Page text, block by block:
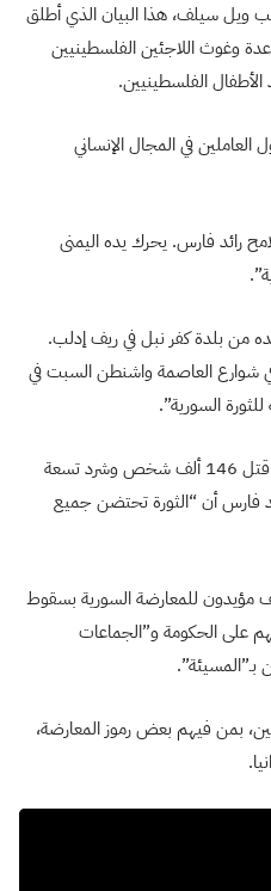
ويل سيلف، هذا البيان الذي أطلق
وغوث اللاجئين الفلسطينيين
الفلسطينيين.
في المجال الإنساني
رائد فارس. يحرك يده اليمنى
من بلدة كفر نبل في ريف إدلب.
شوارع العاصمة واشنطن السبت في
السورية”.
ورغم تعقيدات الأزمة في سورية، حيث قتل 146 ألف شخص وشرد تسعة
فارس أن “الثورة تحتضن جميع
مؤيدون للمعارضة السورية بسقوط
على الحكومة و”الجماعات
بمن فيهم بعض رموز المعارضة،